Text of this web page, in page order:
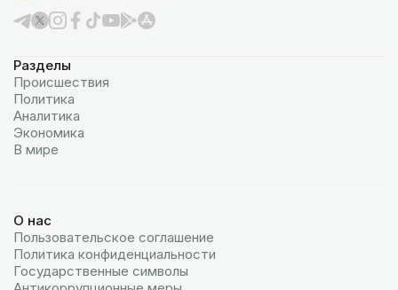
Разделы
Происшествия
Политика
Аналитика
Экономика
В мире
О нас
Пользовательское соглашение
Политика конфиденциальности
Государственные символы